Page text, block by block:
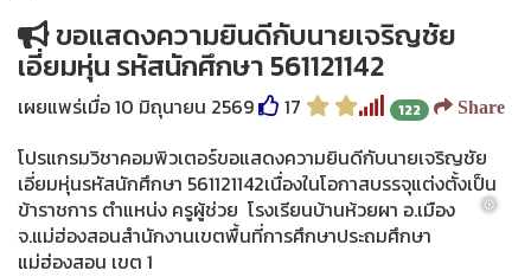
ขอแสดงความยินดีกับนายเจริญชัย
เอี่ยมหุ่น รหัสนักศึกษา 561121142
เผยแพร่เมื่อ 10 มิถุนายน 2569 17 122 Share
โปรแกรมวิชาคอมพิวเตอร์ขอแสดงความยินดีกับนายเจริญชัย
เอี่ยมหุ่นรหัสนักศึกษา 561121142เนื่องในโอกาสบรรจุแต่งตั้งเป็น
ข้าราชการ ตำแหน่ง ครูผู้ช่วย โรงเรียนบ้านห้วยผา อ.เมือง
จ.แม่ฮ่องสอนสำนักงานเขตพื้นที่การศึกษาประถมศึกษา
แม่ฮ่องสอน เขต 1